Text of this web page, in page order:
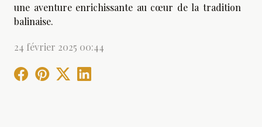
une aventure enrichissante au cœur de la tradition
balinaise.
24 février 2025 00:44